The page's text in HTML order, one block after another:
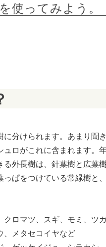
使ってみよう。
分けられます。あまり聞
ロがこれに含まれます。
外長樹は、針葉樹と広葉
ぱをつけている常緑樹と
クロマツ、スギ、モミ、ツ
、メタセコイヤなど